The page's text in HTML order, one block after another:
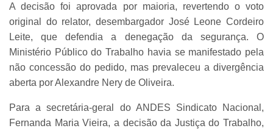
A decisão foi aprovada por maioria, revertendo o voto
original do relator, desembargador José Leone Cordeiro
Leite, que defendia a denegação da segurança. O
Ministério Público do Trabalho havia se manifestado pela
não concessão do pedido, mas prevaleceu a divergência
aberta por Alexandre Nery de Oliveira.
Para a secretária-geral do ANDES Sindicato Nacional,
Fernanda Maria Vieira, a decisão da Justiça do Trabalho,